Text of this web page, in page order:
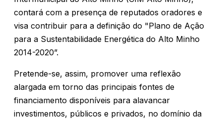
contará com a presença de reputados oradores e
visa contribuir para a definição do "Plano de Ação
para a Sustentabilidade Energética do Alto Minho
2014-2020”.
Pretende-se, assim, promover uma reflexão
alargada em torno das principais fontes de
financiamento disponíveis para alavancar
investimentos, públicos e privados, no domínio da